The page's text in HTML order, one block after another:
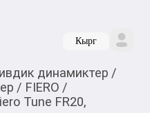
Кырг
динамиктер /
/ FIERO /
Tune FR20,